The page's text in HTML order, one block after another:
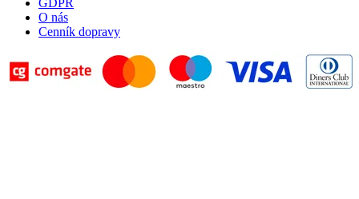
O nás
Cenník dopravy